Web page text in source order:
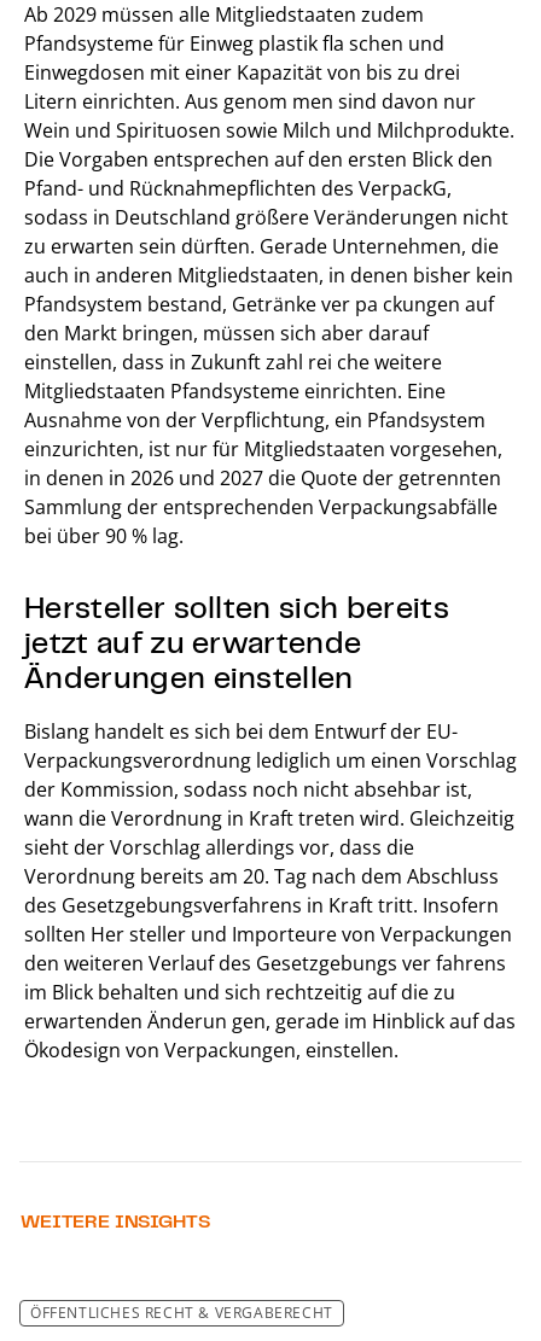
Ab 2029 müssen alle Mitgliedstaaten zudem
Pfandsysteme für Einweg plastik fla schen und
Einwegdosen mit einer Kapazität von bis zu drei
Litern einrichten. Aus genom men sind davon nur
Wein und Spirituosen sowie Milch und Milchprodukte.
Die Vorgaben entsprechen auf den ersten Blick den
Pfand- und Rücknahmepflichten des VerpackG,
sodass in Deutschland größere Veränderungen nicht
zu erwarten sein dürften. Gerade Unternehmen, die
auch in anderen Mitgliedstaaten, in denen bisher kein
Pfandsystem bestand, Getränke ver pa ckungen auf
den Markt bringen, müssen sich aber darauf
einstellen, dass in Zukunft zahl rei che weitere
Mitgliedstaaten Pfandsysteme einrichten. Eine
Ausnahme von der Verpflichtung, ein Pfandsystem
einzurichten, ist nur für Mitgliedstaaten vorgesehen,
in denen in 2026 und 2027 die Quote der getrennten
Sammlung der entsprechenden Verpackungsabfälle
bei über 90 % lag.
Hersteller sollten sich bereits
jetzt auf zu erwartende
Änderungen einstellen
Bislang handelt es sich bei dem Entwurf der EU-
Verpackungsverordnung lediglich um einen Vorschlag
der Kommission, sodass noch nicht absehbar ist,
wann die Verordnung in Kraft treten wird. Gleichzeitig
sieht der Vorschlag allerdings vor, dass die
Verordnung bereits am 20. Tag nach dem Abschluss
des Gesetzgebungsverfahrens in Kraft tritt. Insofern
sollten Her steller und Importeure von Verpackungen
den weiteren Verlauf des Gesetzgebungs ver fahrens
im Blick behalten und sich rechtzeitig auf die zu
erwartenden Änderun gen, gerade im Hinblick auf das
Ökodesign von Verpackungen, einstellen.
WEITERE INSIGHTS
ÖFFENTLICHES RECHT & VERGABERECHT